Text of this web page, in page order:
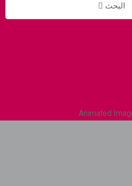
البحث